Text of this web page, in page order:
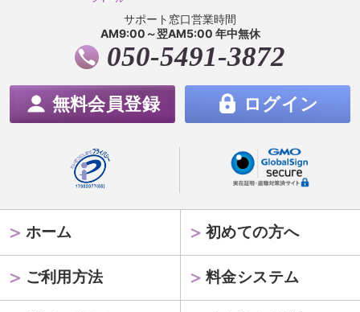
サポート窓口営業時間
AM9:00～翌AM5:00 年中無休
050-5491-3872
無料会員登録 ログイン
ホーム 初めての方へ
ご利用方法 料金システム